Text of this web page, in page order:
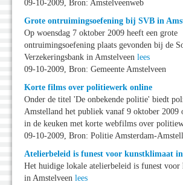
09-10-2009, Bron: Amstelveenweb
Grote ontruimingsoefening bij SVB in
Op woensdag 7 oktober 2009 heeft een grote
ontruimingsoefening plaats gevonden bij de
Verzekeringsbank in Amstelveen lees
09-10-2009, Bron: Gemeente Amstelveen
Korte films over politiewerk online
Onder de titel 'De onbekende politie' biedt
Amstelland het publiek vanaf 9 oktober 2009
in de keuken met korte webfilms over
09-10-2009, Bron: Politie Amsterdam-
Atelierbeleid is funest voor kunstklimaat in
Het huidige lokale atelierbeleid is funest voor
in Amstelveen lees